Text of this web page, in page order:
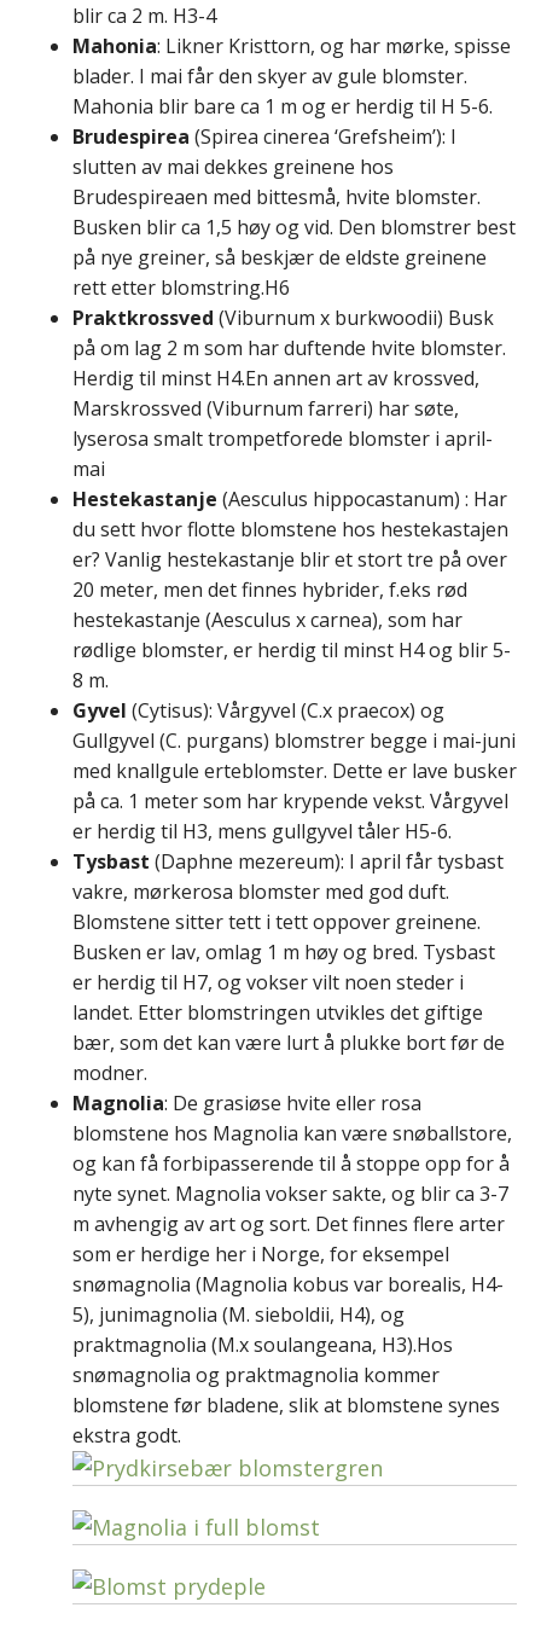
blir ca 2 m. H3-4
Mahonia: Likner Kristtorn, og har mørke, spisse
blader. I mai får den skyer av gule blomster.
Mahonia blir bare ca 1 m og er herdig til H 5-6.
Brudespirea (Spirea cinerea ‘Grefsheim’): I
slutten av mai dekkes greinene hos
Brudespireaen med bittesmå, hvite blomster.
Busken blir ca 1,5 høy og vid. Den blomstrer best
på nye greiner, så beskjær de eldste greinene
rett etter blomstring.H6
Praktkrossved (Viburnum x burkwoodii) Busk
på om lag 2 m som har duftende hvite blomster.
Herdig til minst H4.En annen art av krossved,
Marskrossved (Viburnum farreri) har søte,
lyserosa smalt trompetforede blomster i april-
mai
Hestekastanje (Aesculus hippocastanum) : Har
du sett hvor flotte blomstene hos hestekastajen
er? Vanlig hestekastanje blir et stort tre på over
20 meter, men det finnes hybrider, f.eks rød
hestekastanje (Aesculus x carnea), som har
rødlige blomster, er herdig til minst H4 og blir 5-
8 m.
Gyvel (Cytisus): Vårgyvel (C.x praecox) og
Gullgyvel (C. purgans) blomstrer begge i mai-juni
med knallgule erteblomster. Dette er lave busker
på ca. 1 meter som har krypende vekst. Vårgyvel
er herdig til H3, mens gullgyvel tåler H5-6.
Tysbast (Daphne mezereum): I april får tysbast
vakre, mørkerosa blomster med god duft.
Blomstene sitter tett i tett oppover greinene.
Busken er lav, omlag 1 m høy og bred. Tysbast
er herdig til H7, og vokser vilt noen steder i
landet. Etter blomstringen utvikles det giftige
bær, som det kan være lurt å plukke bort før de
modner.
Magnolia: De grasiøse hvite eller rosa
blomstene hos Magnolia kan være snøballstore,
og kan få forbipasserende til å stoppe opp for å
nyte synet. Magnolia vokser sakte, og blir ca 3-7
m avhengig av art og sort. Det finnes flere arter
som er herdige her i Norge, for eksempel
snømagnolia (Magnolia kobus var borealis, H4-
5), junimagnolia (M. sieboldii, H4), og
praktmagnolia (M.x soulangeana, H3).Hos
snømagnolia og praktmagnolia kommer
blomstene før bladene, slik at blomstene synes
ekstra godt.